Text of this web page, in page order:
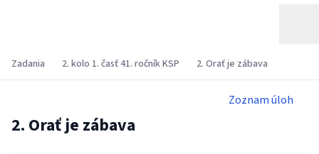
Zadania 2. kolo 1. časť 41. ročník KSP 2. Orať je zábava
Zoznam úloh
2. Orať je zábava